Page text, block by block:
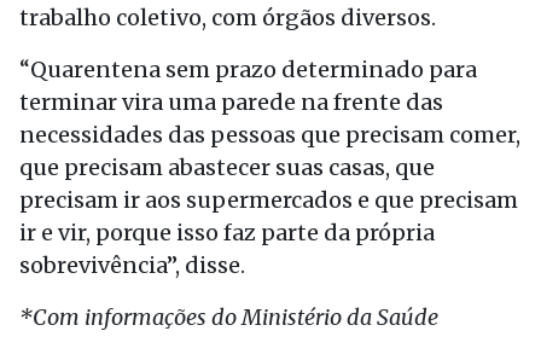
trabalho coletivo, com órgãos diversos.
“Quarentena sem prazo determinado para
terminar vira uma parede na frente das
necessidades das pessoas que precisam comer,
que precisam abastecer suas casas, que
precisam ir aos supermercados e que precisam
ir e vir, porque isso faz parte da própria
sobrevivência”, disse.
*Com informações do Ministério da Saúde